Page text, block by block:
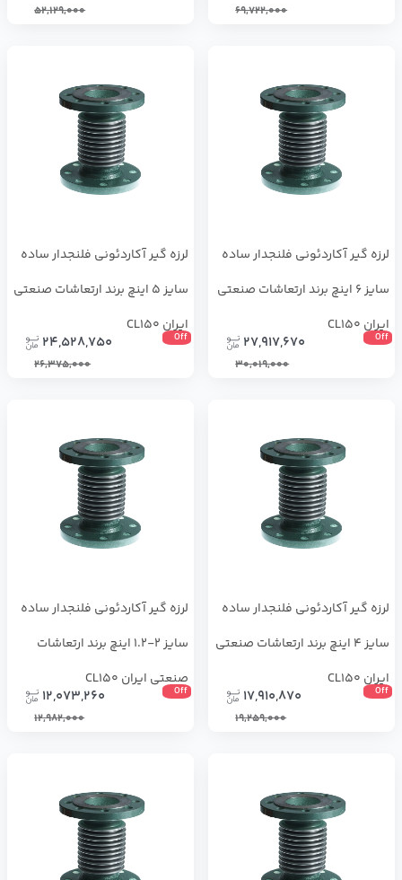
69,722,000
52,129,000
لرزه گیر آکاردئونی فلنجدار ساده
سایز 6 اینچ برند ارتعاشات صنعتی
ایران CL150
Off
27,917,670
30,019,000
لرزه گیر آکاردئونی فلنجدار ساده
سایز 5 اینچ برند ارتعاشات صنعتی
ایران CL150
Off
24,528,750
26,375,000
لرزه گیر آکاردئونی فلنجدار ساده
سایز 4 اینچ برند ارتعاشات صنعتی
ایران CL150
Off
17,910,870
19,259,000
لرزه گیر آکاردئونی فلنجدار ساده
سایز 2-1.2 اینچ برند ارتعاشات
صنعتی ایران CL150
Off
12,073,260
12,982,000